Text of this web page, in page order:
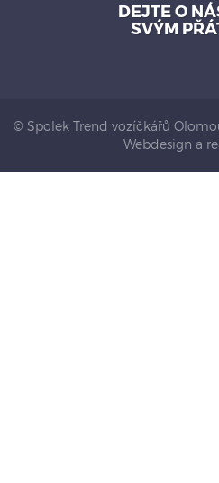
DEJTE O
SVÝM
© Spolek Trend vozíčkářů
Webdesign a